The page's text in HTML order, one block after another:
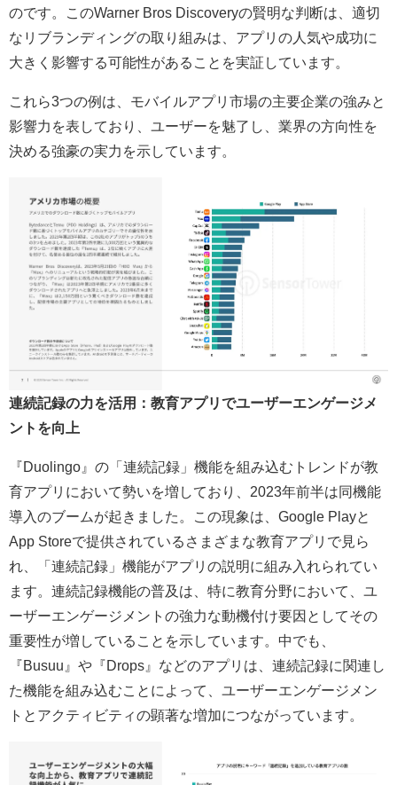
のです。このWarner Bros Discoveryの賢明な判断は、適切
なリブランディングの取り組みは、アプリの人気や成功に
大きく影響する可能性があることを実証しています。
これら3つの例は、モバイルアプリ市場の主要企業の強みと
影響力を表しており、ユーザーを魅了し、業界の方向性を
決める強豪の実力を示しています。
連続記録の力を活用：教育アプリでユーザーエンゲージメ
ントを向上
『Duolingo』の「連続記録」機能を組み込むトレンドが教
育アプリにおいて勢いを増しており、2023年前半は同機能
導入のブームが起きました。この現象は、Google Playと
App Storeで提供されているさまざまな教育アプリで見ら
れ、「連続記録」機能がアプリの説明に組み入れられてい
ます。連続記録機能の普及は、特に教育分野において、ユ
ーザーエンゲージメントの強力な動機付け要因としてその
重要性が増していることを示しています。中でも、
『Busuu』や『Drops』などのアプリは、連続記録に関連し
た機能を組み込むことによって、ユーザーエンゲージメン
トとアクティビティの顕著な増加につながっています。